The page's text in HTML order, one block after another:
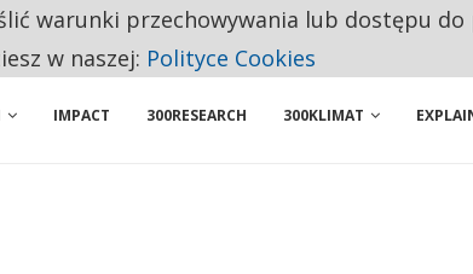
NA PODSTAWOWE ZAKUPY
IMPACT 300RESEARCH 300KLIMAT
warunki przechowywania lub dostępu
w naszej: Polityce Cookies